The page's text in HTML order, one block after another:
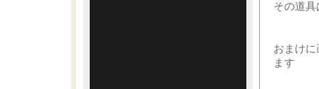
その道
おまけ
ます